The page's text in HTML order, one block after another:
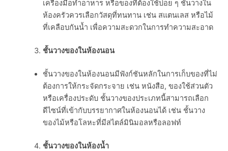
เครื่องมือทำอาหาร หรือของที่ต้องใช้บ่อย ๆ ชั้นวางใน
ห้องครัวควรเลือกวัสดุที่ทนทาน เช่น สแตนเลส หรือไม้
ที่เคลือบกันน้ำ เพื่อความสะดวกในการทำความสะอาด
ชั้นวางของในห้องนอน
ชั้นวางของในห้องนอนมีฟังก์ชันหลักในการเก็บของที่ไม่
ต้องการให้กระจัดกระจาย เช่น หนังสือ, ของใช้ส่วนตัว
หรือเครื่องประดับ ชั้นวางของประเภทนี้สามารถเลือก
ดีไซน์ที่เข้ากับบรรยากาศในห้องนอนได้ เช่น ชั้นวาง
ของไม้หรือโลหะที่มีสไตล์มินิมอลหรือลอฟท์
ชั้นวางของในห้องน้ำ